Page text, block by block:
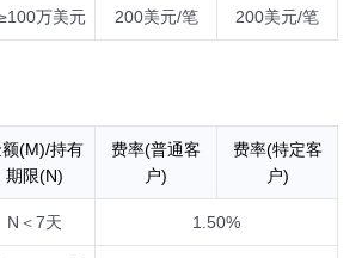
万美元 200美元/笔 200美元/笔
(M)/持有
期限(N)
费率(普通客
户)
费率(特定客
户)
N＜7天 1.50%